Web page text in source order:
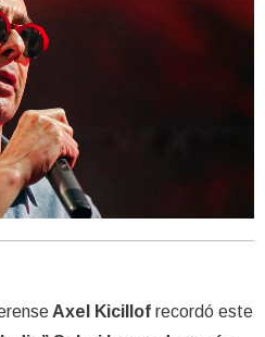
Axel Kicillof recordó este